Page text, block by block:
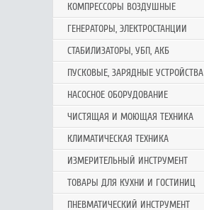
КОМПРЕССОРЫ ВОЗДУШНЫЕ
ГЕНЕРАТОРЫ, ЭЛЕКТРОСТАНЦИИ
СТАБИЛИЗАТОРЫ, УБП, АКБ
ПУСКОВЫЕ, ЗАРЯДНЫЕ УСТРОЙСТВА
НАСОСНОЕ ОБОРУДОВАНИЕ
ЧИСТЯЩАЯ И МОЮЩАЯ ТЕХНИКА
КЛИМАТИЧЕСКАЯ ТЕХНИКА
ИЗМЕРИТЕЛЬНЫЙ ИНСТРУМЕНТ
ТОВАРЫ ДЛЯ КУХНИ И ГОСТИНИЦ
ПНЕВМАТИЧЕСКИЙ ИНСТРУМЕНТ